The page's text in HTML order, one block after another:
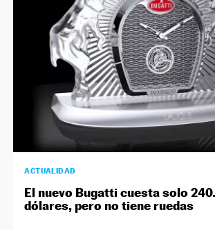
ACTUALIDAD
El nuevo Bugatti cuesta solo
dólares, pero no tiene ruedas